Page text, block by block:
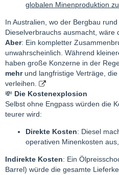
globalen Minenproduktion
In Australien, wo der Bergbau rund
Dieselverbrauchs ausmacht, wäre
Aber: Ein kompletter
unwahrscheinlich. Während
haben große Konzerne in der
mehrund langfristige Verträge,
verleihen.
💸 Die Kostenexplosion
Selbst ohne Engpass würden die
teurer wird:
Direkte Kosten: Diesel
operativen Minenkosten
Indirekte Kosten: Ein
Barrel) würde die gesamte